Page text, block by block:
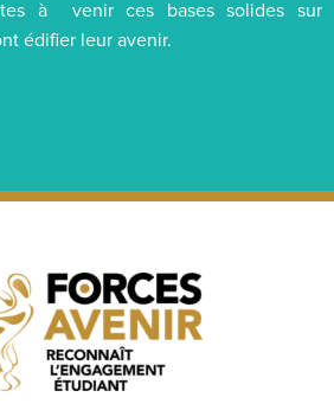
à venir ces bases solides sur
édifier leur avenir.